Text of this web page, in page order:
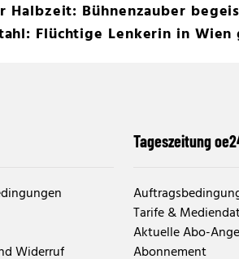
Halbzeit: Bühnenzauber
Flüchtige Lenkerin in Wien
Widerruf
Tageszeitung
Tarife &
Aktuelle Abo-
Abonnement